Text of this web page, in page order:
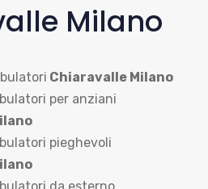
Milano
Chiaravalle Milano
per anziani
pieghevoli